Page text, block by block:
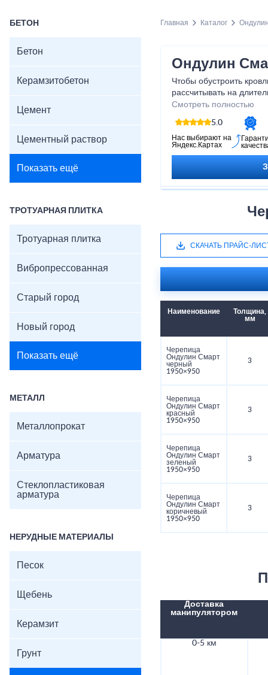
БЕТОН
Бетон
Керамзитобетон
Цемент
Цементный раствор
Показать ещё
ТРОТУАРНАЯ ПЛИТКА
Тротуарная плитка
Вибропрессованная
Старый город
Новый город
Показать ещё
МЕТАЛЛ
Металлопрокат
Арматура
Стеклопластиковая
арматура
НЕРУДНЫЕ МАТЕРИАЛЫ
Песок
Щебень
Керамзит
Грунт
Главная Каталог
Ондулин
Чтобы обустроить
рассчитывать на
купить ондулин смарт
версия материала,
максимально
негативных
небольшому весу, не
Смотреть полностью
5.0
Нас выбирают на
Яндекс.Картах
СКАЧАТЬ ПРАЙС-
Наименование
Толщина,
мм
Черепица
Ондулин Смарт
черный
1950×950
3
Черепица
Ондулин Смарт
красный
1950×950
3
Черепица
Ондулин Смарт
зеленый
1950×950
3
Черепица
Ондулин Смарт
коричневый
1950×950
3
Доставка
манипулятором
0-5 км